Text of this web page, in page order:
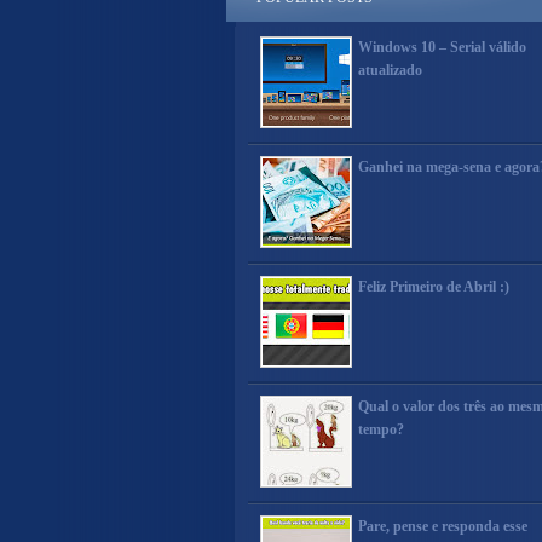
Windows 10 – Serial válido
atualizado
Ganhei na mega-sena e
Feliz Primeiro de Abril :)
Qual o valor dos três ao
tempo?
Pare, pense e responda esse